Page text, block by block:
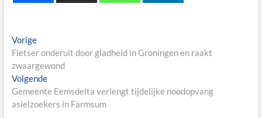
Berichtnavigatie
VorigePrevious
post:
Fietser onderuit door gladheid in Groningen en raakt
zwaargewond
VolgendeNext
post:
Gemeente Eemsdelta verlengt tijdelijke noodopvang
asielzoekers in Farmsum